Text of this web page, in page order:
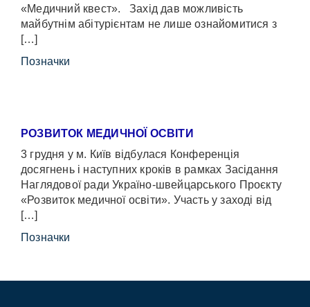
«Медичний квест». Захід дав можливість
майбутнім абітурієнтам не лише ознайомитися з
[…]
Позначки
РОЗВИТОК МЕДИЧНОЇ ОСВІТИ
3 грудня у м. Київ відбулася Конференція
досягнень і наступних кроків в рамках Засідання
Наглядової ради Україно-швейцарського Проєкту
«Розвиток медичної освіти». Участь у заході від
[…]
Позначки